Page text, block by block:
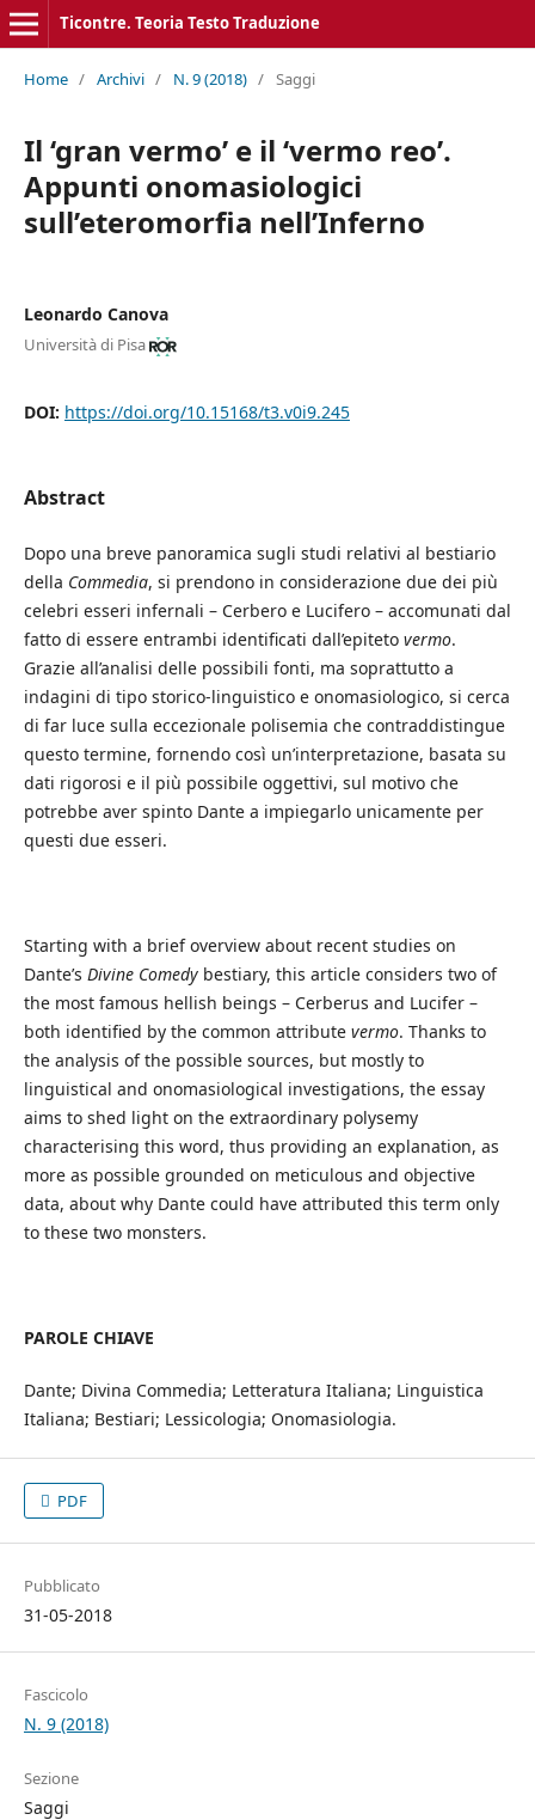
Ticontre. Teoria Testo Traduzione
Home / Archivi / N. 9 (2018) / Saggi
Il ‘gran vermo’ e il ‘vermo reo’.
Appunti onomasiologici
sull’eteromorfia nell’Inferno
Leonardo Canova
Università di Pisa
DOI: https://doi.org/10.15168/t3.v0i9.245
Abstract
Dopo una breve panoramica sugli studi relativi al bestiario
della Commedia, si prendono in considerazione due dei più
celebri esseri infernali – Cerbero e Lucifero – accomunati dal
fatto di essere entrambi identificati dall’epiteto vermo.
Grazie all’analisi delle possibili fonti, ma soprattutto a
indagini di tipo storico-linguistico e onomasiologico, si cerca
di far luce sulla eccezionale polisemia che contraddistingue
questo termine, fornendo così un’interpretazione, basata su
dati rigorosi e il più possibile oggettivi, sul motivo che
potrebbe aver spinto Dante a impiegarlo unicamente per
questi due esseri.
Starting with a brief overview about recent studies on
Dante’s Divine Comedy bestiary, this article considers two of
the most famous hellish beings – Cerberus and Lucifer –
both identified by the common attribute vermo. Thanks to
the analysis of the possible sources, but mostly to
linguistical and onomasiological investigations, the essay
aims to shed light on the extraordinary polysemy
characterising this word, thus providing an explanation, as
more as possible grounded on meticulous and objective
data, about why Dante could have attributed this term only
to these two monsters.
PAROLE CHIAVE
Dante; Divina Commedia; Letteratura Italiana; Linguistica
Italiana; Bestiari; Lessicologia; Onomasiologia.
PDF
Pubblicato
31-05-2018
Fascicolo
N. 9 (2018)
Sezione
Saggi